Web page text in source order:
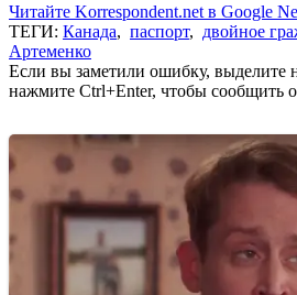
Читайте Korrespondent.net в Google
ТЕГИ: Канада, паспорт, двойное
Артеменко
Если вы заметили ошибку, выделите
нажмите Ctrl+Enter, чтобы сообщить